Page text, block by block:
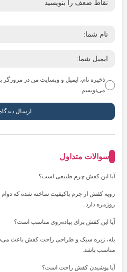
ذخیره نام، ایمیل و وبسایت من در مرورگر
می‌نویسم.
سوالات متداول
آیا این کفش چرم طبیعی است؟
رویه کفش از چرم باکیفیت ساخته شده که
روزمره دارد.
آیا این کفش برای پیاده‌روی مناسب است؟
بله، زیره سبک و طراحی راحت کفش باعث
مناسب باشد.
آیا پوشیدن کفش راحت است؟